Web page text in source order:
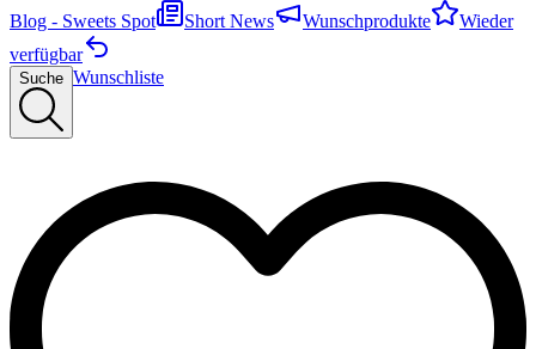
Blog - Sweets Spot
Short News Wunschprodukte
Wieder
verfügbar
Suche Wunschliste